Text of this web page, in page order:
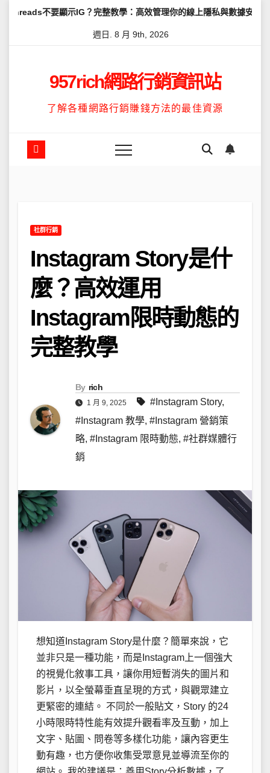
示IG？完整教學：高效管理你的線上隱私與數據安全 怎麼讓
週日. 8 月 9th, 2026
957rich網路行銷資訊站
了解各種網路行銷賺錢方法的最佳資源
社群行銷
Instagram Story是什
麼？高效運用
Instagram限時動態的
完整教學
By rich
1 月 9, 2025 #Instagram Story,
#Instagram 教學, #Instagram 營銷策
略, #Instagram 限時動態, #社群媒體行
銷
想知道Instagram Story是什麼？簡單來說，它
並非只是一種功能，而是Instagram上一個強大
的視覺化敘事工具，讓你用短暫消失的圖片和
影片，以全螢幕垂直呈現的方式，與觀眾建立
更緊密的連結。 不同於一般貼文，Story 的24
小時限時特性能有效提升觀看率及互動，加上
文字、貼圖、問卷等多樣化功能，讓內容更生
動有趣，也方便你收集受眾意見並導流至你的